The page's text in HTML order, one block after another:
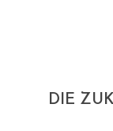
DIE